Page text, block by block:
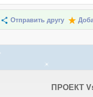
Отправить другу
ПРОЕКТ V